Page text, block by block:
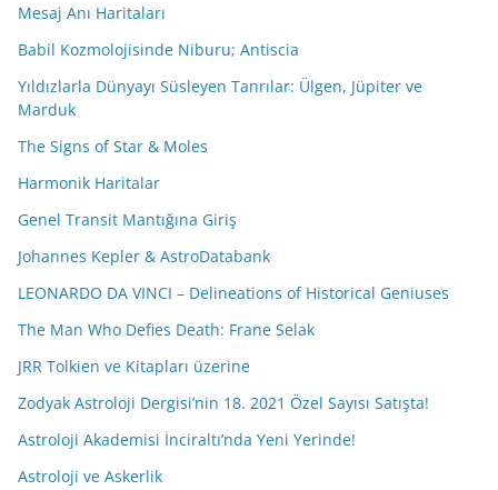
Mesaj Anı Haritaları
Babil Kozmolojisinde Niburu; Antiscia
Yıldızlarla Dünyayı Süsleyen Tanrılar: Ülgen, Jüpiter ve
Marduk
The Signs of Star & Moles
Harmonik Haritalar
Genel Transit Mantığına Giriş
Johannes Kepler & AstroDatabank
LEONARDO DA VINCI – Delineations of Historical Geniuses
The Man Who Defies Death: Frane Selak
JRR Tolkien ve Kitapları üzerine
Zodyak Astroloji Dergisi’nin 18. 2021 Özel Sayısı Satışta!
Astroloji Akademisi İnciraltı’nda Yeni Yerinde!
Astroloji ve Askerlik